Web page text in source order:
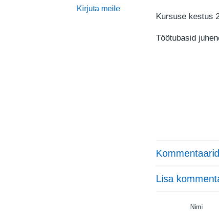
Kirjuta meile
Kursuse kestus
Töötubasid
Lisa
Nimi